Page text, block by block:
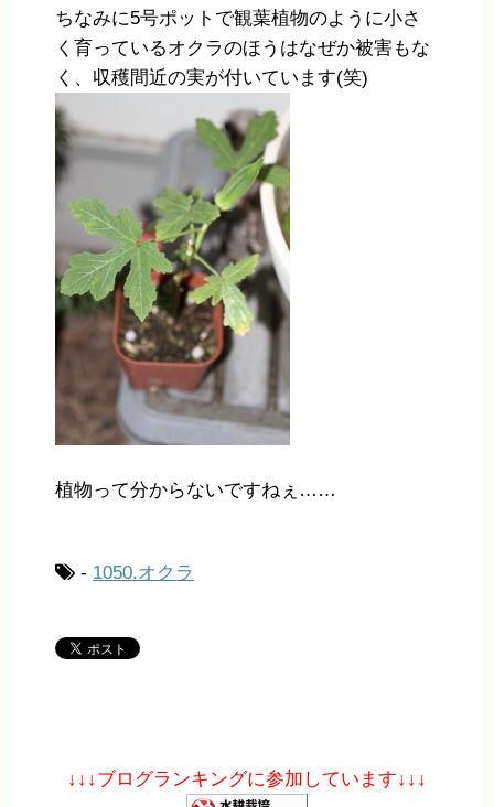
ちなみに5号ポットで観葉植物のように小さ
く育っているオクラのほうはなぜか被害もな
く、収穫間近の実が付いています(笑)
植物って分からないですねぇ……
- 1050.オクラ
↓↓↓ブログランキングに参加しています↓↓↓